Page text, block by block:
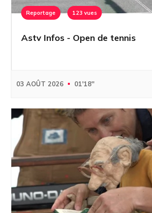
Reportage 123 vues
Astv Infos - Open de tennis
03 AOÛT 2026 01'18''